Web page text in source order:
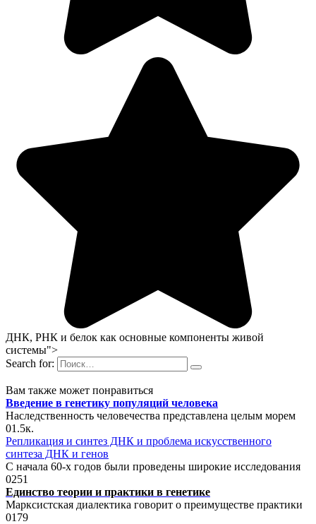
ДНК, РНК и белок как основные компоненты живой
системы">
Search for:
Вам также может понравиться
Введение в генетику популяций человека
Наследственность человечества представлена целым морем
01.5к.
Репликация и синтез ДНК и проблема искусственного
синтеза ДНК и генов
С начала 60-х годов были проведены широкие исследования
0251
Единство теории и практики в генетике
Марксистская диалектика говорит о преимуществе практики
0179